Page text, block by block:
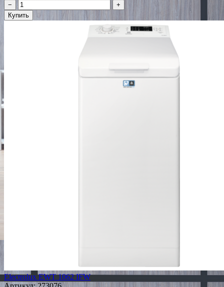
−
+
Купить
Electrolux EWT 1062 IFW